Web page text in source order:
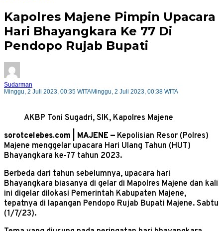
Kapolres Majene Pimpin Upacara
Hari Bhayangkara Ke 77 Di
Pendopo Rujab Bupati
Sudarman
Minggu, 2 Juli 2023, 00:35 WITAMinggu, 2 Juli 2023, 00:38 WITA
AKBP Toni Sugadri, SIK, Kapolres Majene
sorotcelebes.com | MAJENE — Kepolisian Resor (Polres)
Majene menggelar upacara Hari Ulang Tahun (HUT)
Bhayangkara ke-77 tahun 2023.
Berbeda dari tahun sebelumnya, upacara hari
Bhayangkara biasanya di gelar di Mapolres Majene dan kali
ini digelar dilokasi Pemerintah Kabupaten Majene,
tepatnya di lapangan Pendopo Rujab Bupati Majene. Sabtu
(1/7/23).